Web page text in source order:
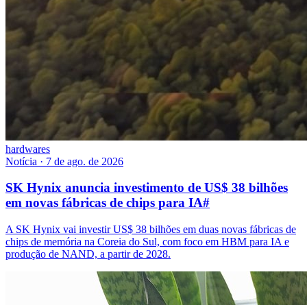
hardwares
Notícia · 7 de ago. de 2026
SK Hynix anuncia investimento de US$ 38 bilhões
em novas fábricas de chips para IA#
A SK Hynix vai investir US$ 38 bilhões em duas novas fábricas de
chips de memória na Coreia do Sul, com foco em HBM para IA e
produção de NAND, a partir de 2028.